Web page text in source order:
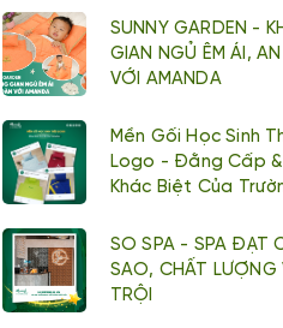
SUNNY GARDEN -
GIAN NGỦ ÊM ÁI,
VỚI AMANDA
Mền Gối Học Sinh
Logo - Đằng Cấp
Khác Biệt Của
SO SPA - SPA ĐẠT
SAO, CHẤT LƯỢNG
TRỘI